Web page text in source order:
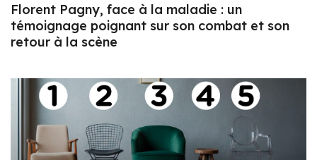
Florent Pagny, face à la maladie : un
témoignage poignant sur son combat et son
retour à la scène